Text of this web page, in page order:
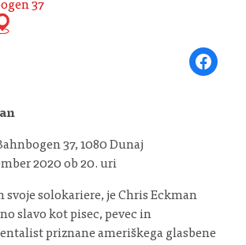
37
Share on
37, 1080 Dunaj
2020 ob 20. uri
svoje solokariere, je Chris Eckman
slavo kot pisec, pevec in
priznane ameriškega glasbene